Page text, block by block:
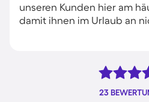
unseren Kunden hier am
damit ihnen im Urlaub an
23